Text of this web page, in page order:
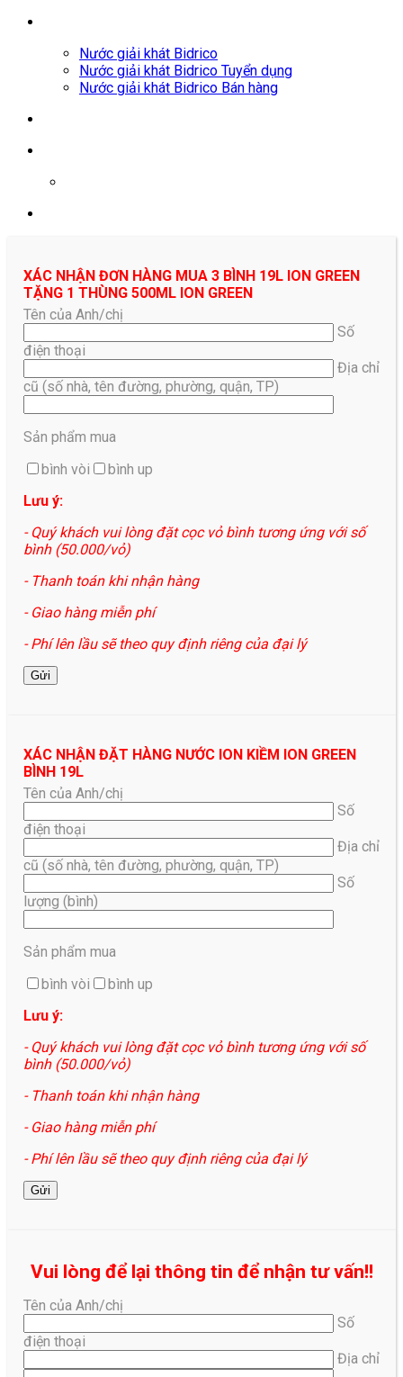
Nước giải khát Bidrico
Nước giải khát Bidrico Tuyển dụng
Nước giải khát Bidrico Bán hàng
XÁC NHẬN ĐƠN HÀNG MUA 3 BÌNH 19L ION GREEN
TẶNG 1 THÙNG 500ML ION GREEN
Tên của Anh/chị
Số
điện thoại
Địa chỉ
cũ (số nhà, tên đường, phường, quận, TP)
Sản phẩm mua
bình vòi
bình up
Lưu ý:
- Quý khách vui lòng đặt cọc vỏ bình tương ứng với số
bình (50.000/vỏ)
- Thanh toán khi nhận hàng
- Giao hàng miễn phí
- Phí lên lầu sẽ theo quy định riêng của đại lý
XÁC NHẬN ĐẶT HÀNG NƯỚC ION KIỀM ION GREEN
BÌNH 19L
Tên của Anh/chị
Số
điện thoại
Địa chỉ
cũ (số nhà, tên đường, phường, quận, TP)
Số
lượng (bình)
Sản phẩm mua
bình vòi
bình up
Lưu ý:
- Quý khách vui lòng đặt cọc vỏ bình tương ứng với số
bình (50.000/vỏ)
- Thanh toán khi nhận hàng
- Giao hàng miễn phí
- Phí lên lầu sẽ theo quy định riêng của đại lý
Vui lòng để lại thông tin để nhận tư vấn!!
Tên của Anh/chị
Số
điện thoại
Địa chỉ